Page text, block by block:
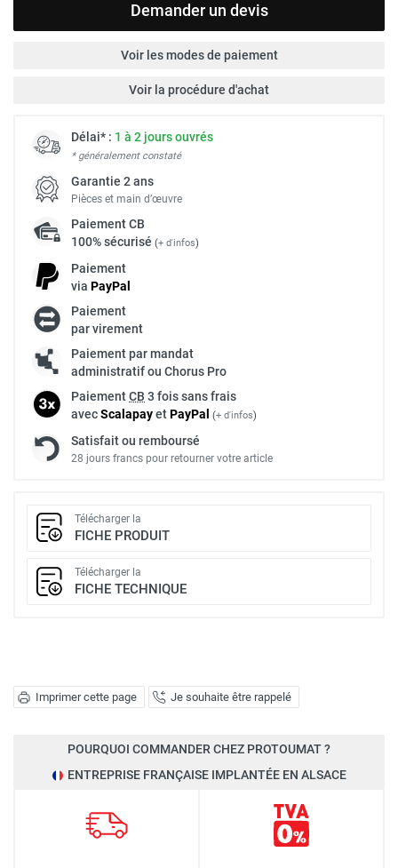
Imprimer cette page Je souhaite être rappelé
Demander un devis
Voir les modes de paiement
Voir la procédure d'achat
Délai* : 1 à 2 jours ouvrés
* généralement constaté
Garantie 2 ans
Pièces et main d’œuvre
PaiementCB
100% sécurisé (+ d'infos)
Paiement
via PayPal
Paiement
par virement
Paiement par mandat
administratif ou Chorus Pro
PaiementCB 3 fois sans frais
avecScalapayetPayPal (+ d'infos)
Satisfait ou remboursé
28 jours francs pour retourner votre article
Télécharger la
FICHE PRODUIT
Télécharger la
FICHE TECHNIQUE
POURQUOI COMMANDER CHEZ PROTOUMAT ?
ENTREPRISE FRANÇAISE IMPLANTÉE EN ALSACE